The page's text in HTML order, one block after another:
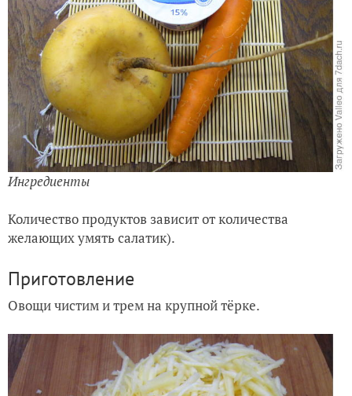
Ингредиенты
Количество продуктов зависит от количества
желающих умять салатик).
Приготовление
Овощи чистим и трем на крупной тёрке.